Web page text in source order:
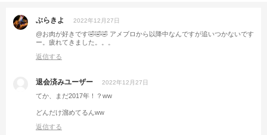
ぶらきよ 2022年12月27日
@お肉が好きです🤣🤣🤣 アメブロから以降中なんですが追いつかないです
ー。疲れてきました。。。
返信する
退会済みユーザー 2022年12月27日
てか、まだ2017年！？ww
どんだけ溜めてるんww
返信する